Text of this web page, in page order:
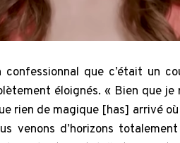
confessionnal que c’était un
éloignés. « Bien que
rien de magique [has] arrivé
venons d’horizons